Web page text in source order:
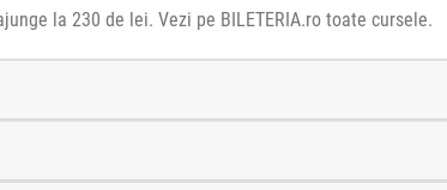
la 230 de lei. Vezi pe BILETERIA.ro toate cursele.